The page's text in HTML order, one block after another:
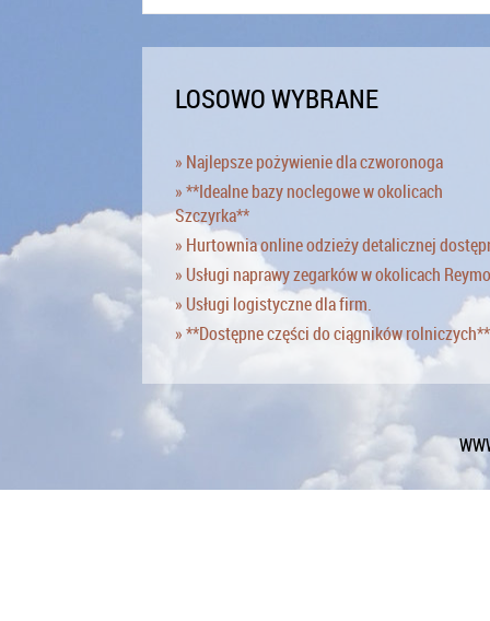
LOSOWO WYBRANE
» Najlepsze pożywienie dla czworonoga
» **Idealne bazy noclegowe w okolicach
Szczyrka**
» Hurtownia online odzieży detalicznej
» Usługi naprawy zegarków w okolicach
» Usługi logistyczne dla firm.
» **Dostępne części do ciągników rolniczych**